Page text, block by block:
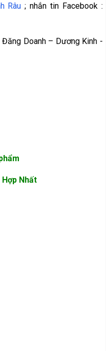
Râu ; nhắn tin Facebook :
Doanh – Dương Kinh -
Nhất